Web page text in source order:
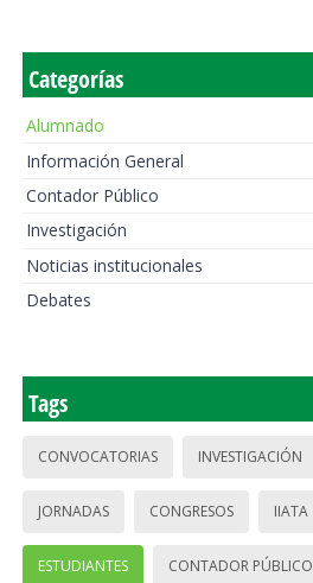
Categorías
Alumnado
Información General
Contador Público
Investigación
Noticias institucionales
Debates
Tags
CONVOCATORIAS INVESTIGACIÓN
JORNADAS CONGRESOS IIATA
ESTUDIANTES CONTADOR PÚBLICO